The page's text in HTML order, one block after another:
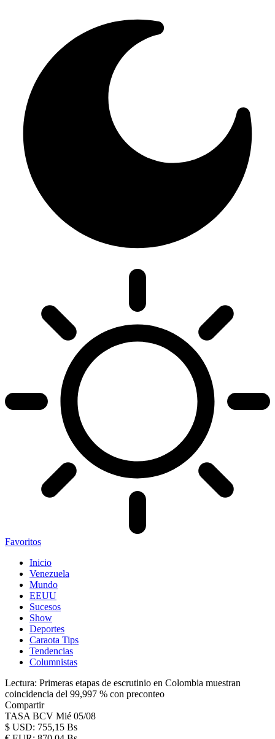
Favoritos
Inicio
Venezuela
Mundo
EEUU
Sucesos
Show
Deportes
Caraota Tips
Tendencias
Columnistas
Lectura: Primeras etapas de escrutinio en Colombia muestran
coincidencia del 99,997 % con preconteo
Compartir
TASA BCV Mié 05/08
$ USD: 755,15 Bs